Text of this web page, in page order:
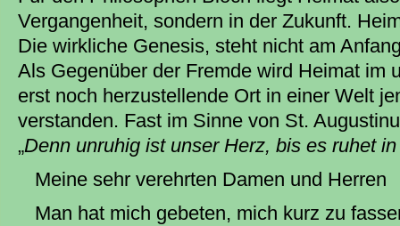
Vergangenheit, sondern in der Zukunft.
Die wirkliche Genesis, steht nicht am
Als Gegenüber der Fremde wird Heimat im
erst noch herzustellende Ort in einer Welt
verstanden. Fast im Sinne von St.
„Denn unruhig ist unser Herz, bis es ruhet
Meine sehr verehrten Damen und Herren
Man hat mich gebeten, mich kurz zu